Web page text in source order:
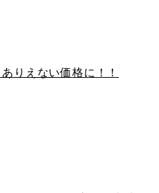
りえない価格に！！